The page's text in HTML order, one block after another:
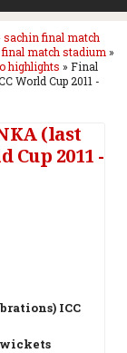
sachin final match
final match stadium »
highlights » Final
World Cup 2011 -
(last
Cup 2011 -
ICC
wickets